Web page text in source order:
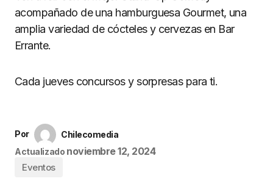
acompañado de una hamburguesa Gourmet, una
amplia variedad de cócteles y cervezas en Bar
Errante.
Cada jueves concursos y sorpresas para ti.
Por
Chilecomedia
Actualizado noviembre 12, 2024
Eventos